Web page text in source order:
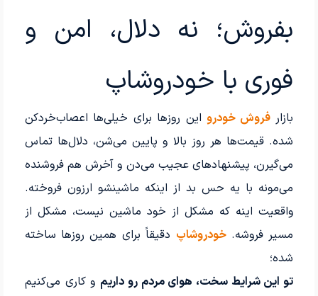
بفروش؛ نه دلال، امن و
فوری با خودروشاپ
بازارفروش خودرواین روزها برای خیلی‌ها اعصاب‌خردکن
شده. قیمت‌ها هر روز بالا و پایین می‌شن، دلال‌ها تماس
می‌گیرن، پیشنهادهای عجیب می‌دن و آخرش هم فروشنده
می‌مونه با یه حس بد از اینکه ماشینشو ارزون فروخته.
واقعیت اینه که مشکل از خود ماشین نیست، مشکل از
مسیر فروشه.خودروشاپ دقیقاً برای همین روزها ساخته
شده؛
تو این شرایط سخت، هوای مردم رو داریم و کاری می‌کنیم